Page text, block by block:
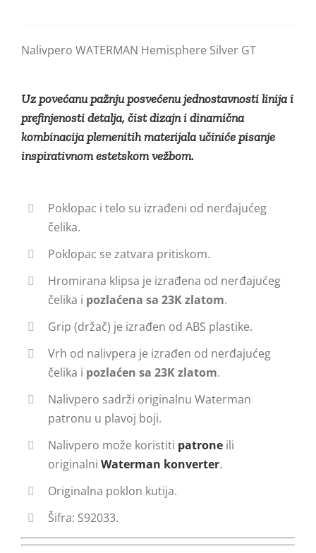
Nalivpero WATERMAN Hemisphere Silver GT
Uz povećanu pažnju posvećenu jednostavnosti linija i
prefinjenosti detalja, čist dizajn i dinamična
kombinacija plemenitih materijala učiniće pisanje
inspirativnom estetskom vežbom.
Poklopac i telo su izrađeni od nerđajućeg
čelika.
Poklopac se zatvara pritiskom.
Hromirana klipsa je izrađena od nerđajućeg
čelika i pozlaćena sa 23K zlatom.
Grip (držač) je izrađen od ABS plastike.
Vrh od nalivpera je izrađen od nerđajućeg
čelika i pozlaćen sa 23K zlatom.
Nalivpero sadrži originalnu Waterman
patronu u plavoj boji.
Nalivpero može koristiti patrone ili
originalniWaterman konverter.
Originalna poklon kutija.
Šifra: S92033.